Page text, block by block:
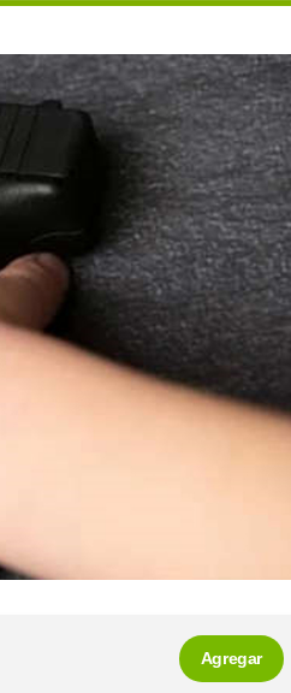
Agregar